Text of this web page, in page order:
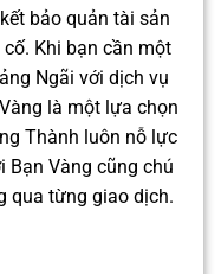
bảo quản tài sản
Khi bạn cần một
Ngãi với dịch vụ
là một lựa chọn
Thành luôn nỗ lực
Bạn Vàng cũng chú
qua từng giao dịch.